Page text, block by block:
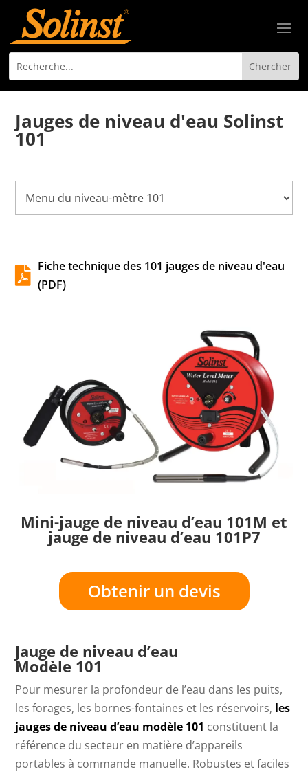
Jauges de niveau d'eau Solinst
101
 Fiche technique des 101 jauges de niveau d'eau
(PDF)
Mini-jauge de niveau d’eau 101M et
jauge de niveau d’eau 101P7
Obtenir un devis
Jauge de niveau d’eau
Modèle 101
Pour mesurer la profondeur de l’eau dans les puits,
les forages, les bornes-fontaines et les réservoirs, les
jauges de niveau d’eau modèle 101 constituent la
référence du secteur en matière d’appareils
portables à commande manuelle. Robustes et faciles